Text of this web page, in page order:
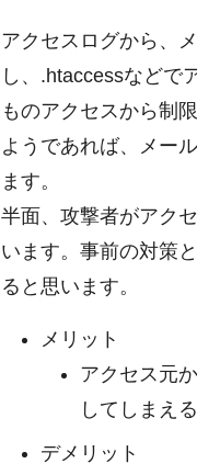
アクセスログから、
し、.htaccessなどで
ものアクセスから制
ようであれば、メー
ます。
半面、攻撃者がアク
います。事前の対策
ると思います。
メリット
アクセス元
してしまえる
デメリット